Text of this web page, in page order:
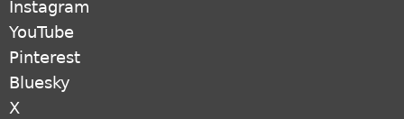
Instagram
YouTube
Pinterest
Bluesky
X